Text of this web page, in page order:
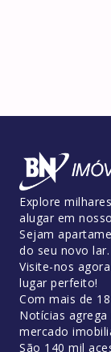
Explore
alugar em
Sejam
do seu novo lar.
Visite-nos
lugar perfeito!
Com mais de
Notícias
mercado
São 140 mil